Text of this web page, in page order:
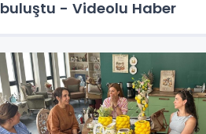
buluştu - Videolu Haber